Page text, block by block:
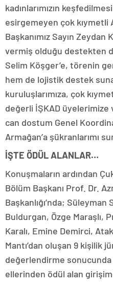
kadınlarımızın
esirgemeyen çok kıymetli
Başkanımız Sayın
vermiş olduğu destekten
Selim Köşger’e, törenin
hem de lojistik destek
kuruluşlarımıza, çok
değerli İŞKAD üyelerimize
can dostum Genel
Armağan’a şükranlarımı
İŞTE ÖDÜL ALANLAR…
Konuşmaların ardından
Bölüm Başkanı Prof. Dr.
Başkanlığı’nda;
Buldurgan, Özge Maraşlı,
Karalı, Emine Demirci,
Mantı’dan oluşan 9 kişilik
değerlendirme sonucunda
ellerinden ödül alan